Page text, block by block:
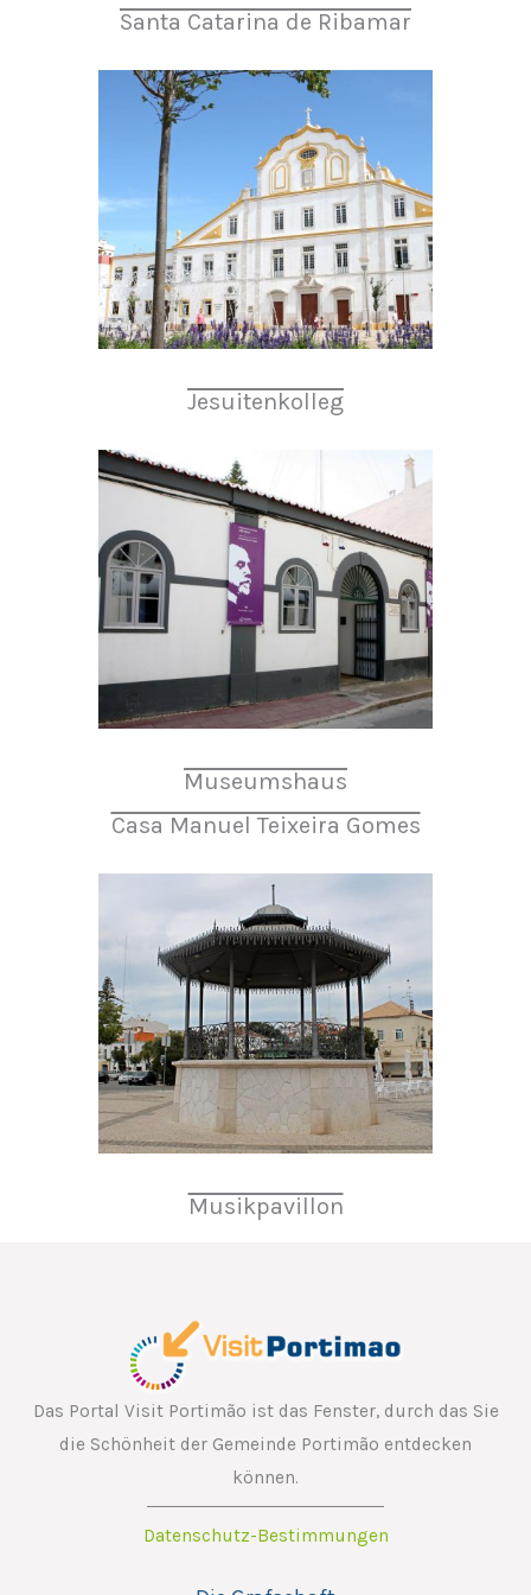
Santa Catarina de Ribamar
Jesuitenkolleg
Museumshaus
Casa Manuel Teixeira Gomes
Musikpavillon
Das Portal Visit Portimão ist das Fenster, durch das Sie
die Schönheit der Gemeinde Portimão entdecken
können.
Datenschutz-Bestimmungen